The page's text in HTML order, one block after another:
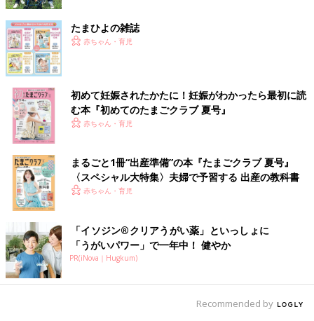
＆アートパネル」です。あわせて飾ると、よりまとまりのあるお
しゃれな空間に！シンプルで上品なデザインなのに、飾るだけで
季節感が出るのがうれしいですよね。
3COINS「ガーランド／こどもの日」淡いカラーが
とってもおしゃれ！
たまひよの雑誌
赤ちゃん・育児
初めて妊娠されたかたに！妊娠がわかったら最初に読
む本『初めてのたまごクラブ 夏号』
赤ちゃん・育児
まるごと1冊“出産準備”の本『たまごクラブ 夏号』
〈スペシャル大特集〉夫婦で予習する 出産の教科書
赤ちゃん・育児
「イソジン®クリアうがい薬」といっしょに
「うがいパワー」で一年中！ 健やか
PR(iNova｜Hugkum)
Recommended by